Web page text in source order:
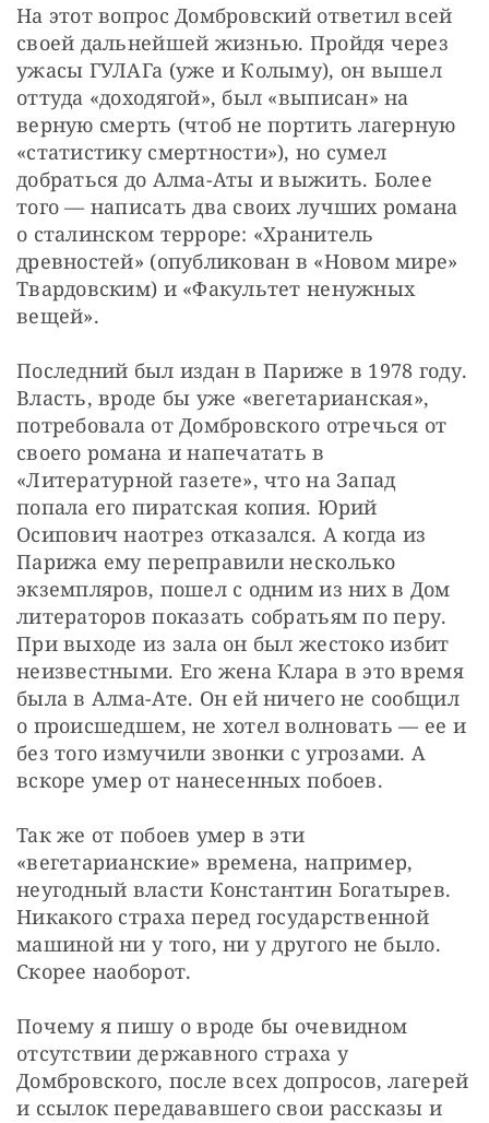
На этот вопрос Домбровский ответил всей
своей дальнейшей жизнью. Пройдя через
ужасы ГУЛАГа (уже и Колыму), он вышел
оттуда «доходягой», был «выписан» на
верную смерть (чтоб не портить лагерную
«статистику смертности»), но сумел
добраться до Алма-Аты и выжить. Более
того — ​написать два своих лучших романа
о сталинском терроре: «Хранитель
древностей» (опубликован в «Новом мире»
Твардовским) и «Факультет ненужных
вещей».
Последний был издан в Париже в 1978 году.
Власть, вроде бы уже «вегетарианская»,
потребовала от Домбровского отречься от
своего романа и напечатать в
«Литературной газете», что на Запад
попала его пиратская копия. Юрий
Осипович наотрез отказался. А когда из
Парижа ему переправили несколько
экземпляров, пошел с одним из них в Дом
литераторов показать собратьям по перу.
При выходе из зала он был жестоко избит
неизвестными. Его жена Клара в это время
была в Алма-Ате. Он ей ничего не сообщил
о происшедшем, не хотел волновать — ​ее и
без того измучили звонки с угрозами. А
вскоре умер от нанесенных побоев.
Так же от побоев умер в эти
«вегетарианские» времена, например,
неугодный власти Константин Богатырев.
Никакого страха перед государственной
машиной ни у того, ни у другого не было.
Скорее наоборот.
Почему я пишу о вроде бы очевидном
отсутствии державного страха у
Домбровского, после всех допросов, лагерей
и ссылок передававшего свои рассказы и